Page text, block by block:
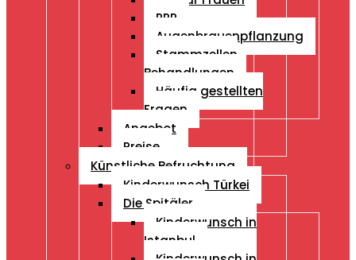
PRP
Augenbrauenpflanzung
Stammzellen
Behandlungen
Häufig gestellten
Fragen
Angebot
Preise
Künstliche Befruchtung
Kinderwunsch Türkei
Die Spitäler
Kinderwunsch in
Istanbul